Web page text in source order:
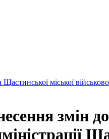
міської військово
змін